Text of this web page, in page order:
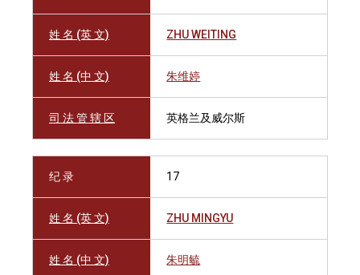
姓 名 (英 文) ZHU WEITING
姓 名 (中 文) 朱维婷
司 法 管 辖 区 英格兰及威尔斯
纪 录 17
姓 名 (英 文) ZHU MINGYU
姓 名 (中 文) 朱明毓